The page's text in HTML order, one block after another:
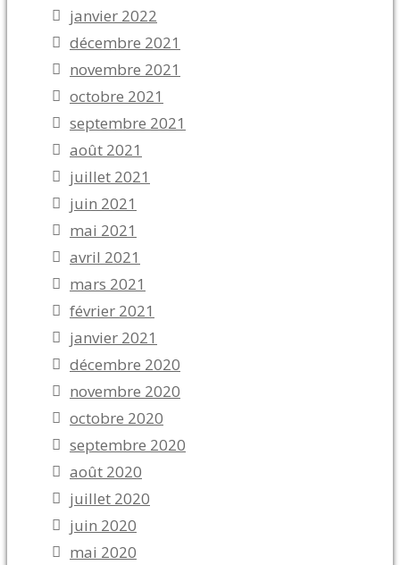
janvier 2022
décembre 2021
novembre 2021
octobre 2021
septembre 2021
août 2021
juillet 2021
juin 2021
mai 2021
avril 2021
mars 2021
février 2021
janvier 2021
décembre 2020
novembre 2020
octobre 2020
septembre 2020
août 2020
juillet 2020
juin 2020
mai 2020